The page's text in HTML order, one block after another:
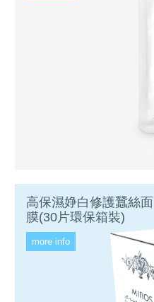
高保濕婙白修護蠶絲面
膜(30片環保箱裝)
more info